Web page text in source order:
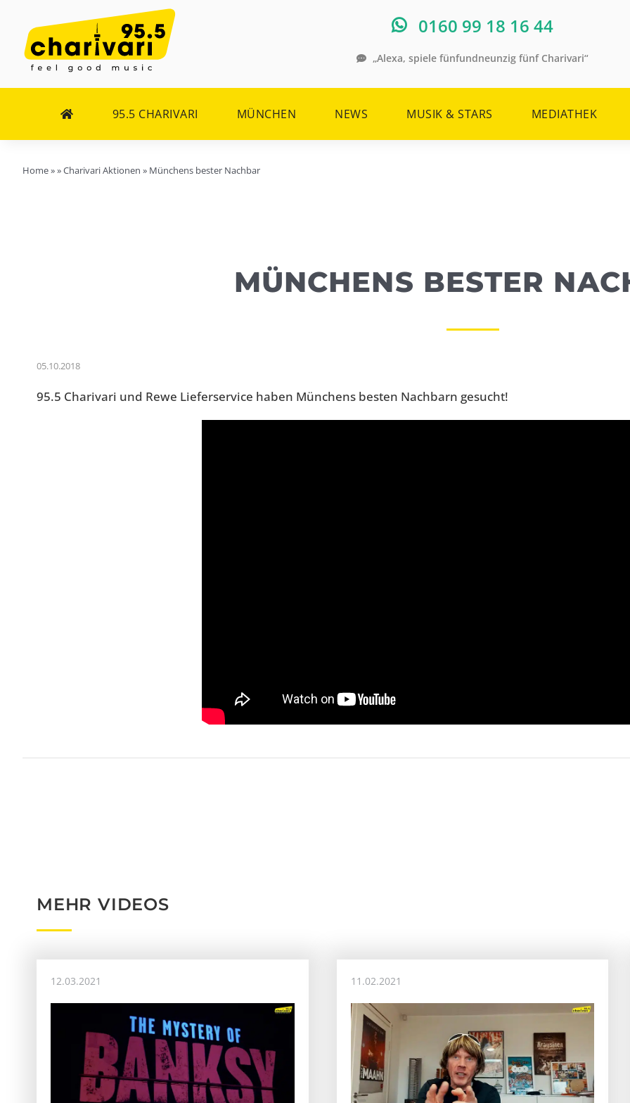
Inhalt
springen
0160 99 18 16 44
„Alexa, spiele fünfundneunzig fünf Charivari“
95.5 CHARIVARI MÜNCHEN NEWS MUSIK & STARS MEDIATHEK
Home»»Charivari Aktionen » Münchens bester Nachbar
MÜNCHENS BESTER
05.10.2018
95.5 Charivari und Rewe Lieferservice haben Münchens besten Nachbarn gesucht!
MEHR VIDEOS
12.03.2021 11.02.2021